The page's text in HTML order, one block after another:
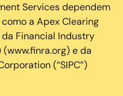
Services dependem
a Apex Clearing
Financial Industry
(www.finra.org) e da
(“SIPC”)